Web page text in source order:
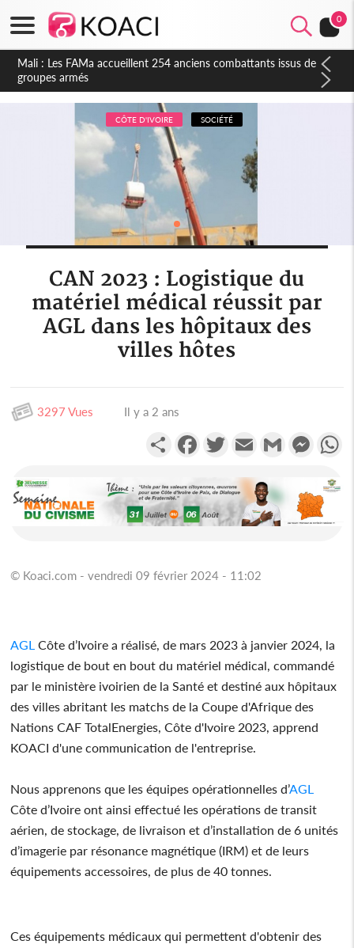
0
Côte d'Ivoire : Election FIF, le frère de feu Sidy Diallo se lance
dans la course
CÔTE D'IVOIRE SOCIÉTÉ
CAN 2023 : Logistique du
matériel médical réussit par
AGL dans les hôpitaux des
villes hôtes
3297 Vues Il y a 2 ans
PartagerFacebookTwitterEmail Gmail
© Koaci.com - vendredi 09 février 2024 - 11:02
AGL Côte d’Ivoire a réalisé, de mars 2023 à janvier 2024, la
logistique de bout en bout du matériel médical, commandé
par le ministère ivoirien de la Santé et destiné aux hôpitaux
des villes abritant les matchs de la Coupe d'Afrique des
Nations CAF TotalEnergies, Côte d'Ivoire 2023, apprend
KOACI d'une communication de l'entreprise.
Nous apprenons que les équipes opérationnelles d’AGL
Côte d’Ivoire ont ainsi effectué les opérations de transit
aérien, de stockage, de livraison et d’installation de 6 unités
d’imagerie par résonance magnétique (IRM) et de leurs
équipements accessoires, de plus de 40 tonnes.
Ces équipements médicaux qui permettent d'obtenir des